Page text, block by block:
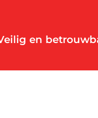
en